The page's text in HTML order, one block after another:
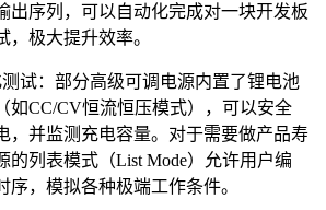
出序列，可以自动化完成对一块开发板
，极大提升效率。
试：部分高级可调电源内置了锂电池
如CC/CV恒流恒压模式），可以安全
，并监测充电容量。对于需要做产品寿
的列表模式（List Mode）允许用户编
序，模拟各种极端工作条件。